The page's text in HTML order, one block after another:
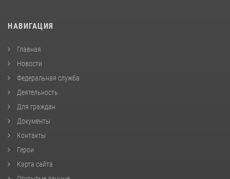
НАВИГАЦИЯ
Главная
Новости
Федеральная служба
Деятельность
Для граждан
Документы
Контакты
Герои
Карта сайта